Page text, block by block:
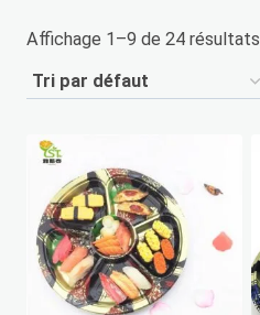
Affichage 1–9 de 24 résultats